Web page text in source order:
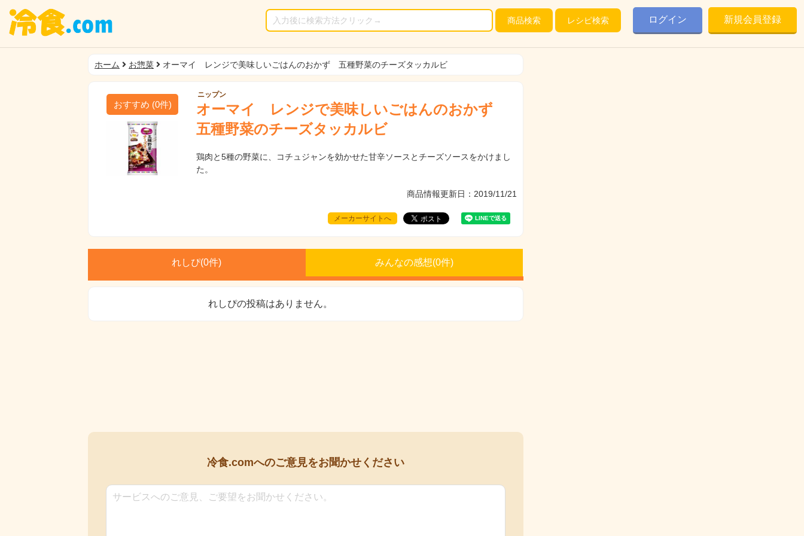
商品検索 レシピ検索 ログイン 新規会員登録
ホーム お惣菜 オーマイ レンジで美味しいごはんのおかず 五種野菜のチーズタッカルビ
おすすめ (0件)
ニップン
オーマイ レンジで美味しいごはんのおかず
五種野菜のチーズタッカルビ
鶏肉と5種の野菜に、コチュジャンを効かせた甘辛ソースとチーズソースをかけまし
た。
商品情報更新日：2019/11/21
メーカーサイトへ
れしぴ(0件) みんなの感想(0件)
れしぴの投稿はありません。
冷食.comへのご意見をお聞かせください